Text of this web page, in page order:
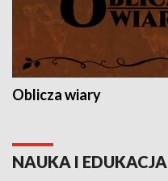
Oblicza wiary
NAUKA I EDUKACJA